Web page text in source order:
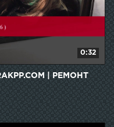
0:32
| РЕМОНТ